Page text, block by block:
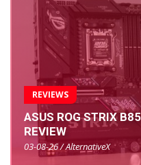
REVIEWS
ASUS ROG STRIX
REVIEW
03-08-26 / AlternativeX